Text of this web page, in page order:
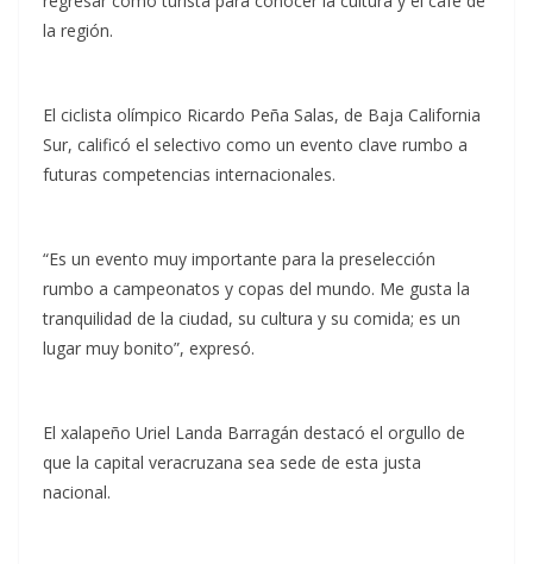
la región.
El ciclista olímpico Ricardo Peña Salas, de Baja California
Sur, calificó el selectivo como un evento clave rumbo a
futuras competencias internacionales.
“Es un evento muy importante para la preselección
rumbo a campeonatos y copas del mundo. Me gusta la
tranquilidad de la ciudad, su cultura y su comida; es un
lugar muy bonito”, expresó.
El xalapeño Uriel Landa Barragán destacó el orgullo de
que la capital veracruzana sea sede de esta justa
nacional.